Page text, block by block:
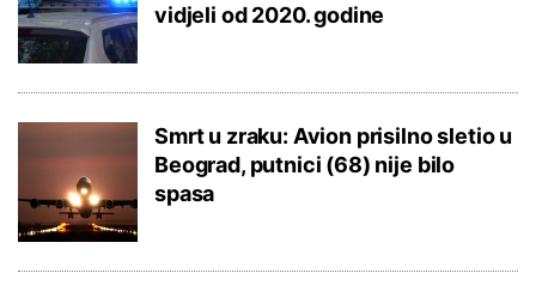
vidjeli od 2020. godine
Smrt u zraku: Avion prisilno sletio u
Beograd, putnici (68) nije bilo
spasa